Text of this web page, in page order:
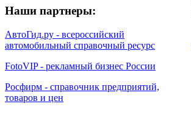
Наши партнеры:
АвтоГид.ру - всероссийский
автомобильный справочный ресурс
FotoVIP - рекламный бизнес России
Росфирм - справочник предприятий,
товаров и цен